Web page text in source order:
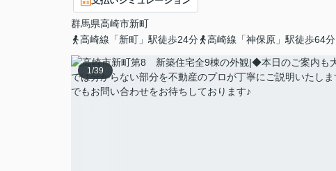
群馬県高崎市新町
高崎線「新町」駅徒歩24分
高崎線「神保原」駅徒歩64分
1/39